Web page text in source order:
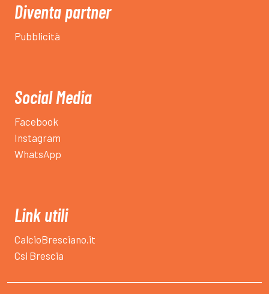
Diventa partner
Pubblicità
Social Media
Facebook
Instagram
WhatsApp
Link utili
CalcioBresciano.it
Csi Brescia